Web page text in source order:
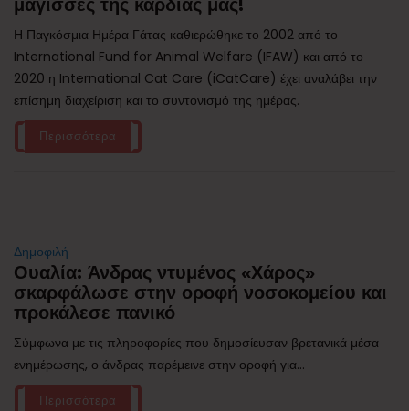
μάγισσες της καρδιάς μας!
Η Παγκόσμια Ημέρα Γάτας καθιερώθηκε το 2002 από το
International Fund for Animal Welfare (IFAW) και από το
2020 η International Cat Care (iCatCare) έχει αναλάβει την
επίσημη διαχείριση και το συντονισμό της ημέρας.
Περισσότερα
Δημοφιλή
Ουαλία: Άνδρας ντυμένος «Χάρος»
σκαρφάλωσε στην οροφή νοσοκομείου και
προκάλεσε πανικό
Σύμφωνα με τις πληροφορίες που δημοσίευσαν βρετανικά μέσα
ενημέρωσης, ο άνδρας παρέμεινε στην οροφή για...
Περισσότερα